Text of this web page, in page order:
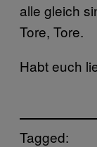
alle gleich
Tore, Tore.
Habt euch
Tagged: